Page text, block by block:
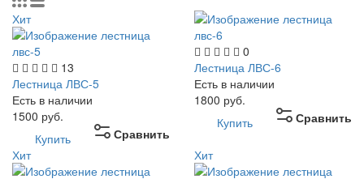
Хит
13
Лестница ЛВС-5
Есть в наличии
1500 руб.
Сравнить
Купить
0
Лестница ЛВС-6
Есть в наличии
1800 руб.
Сравнить
Купить
Хит
Хит